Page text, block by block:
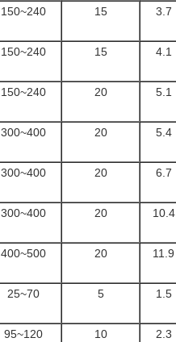
150~240 15 3.7
150~240 15 4.1
150~240 20 5.1
300~400 20 5.4
300~400 20 6.7
300~400 20 10.4
400~500 20 11.9
25~70 5 1.5
95~120 10 2.3